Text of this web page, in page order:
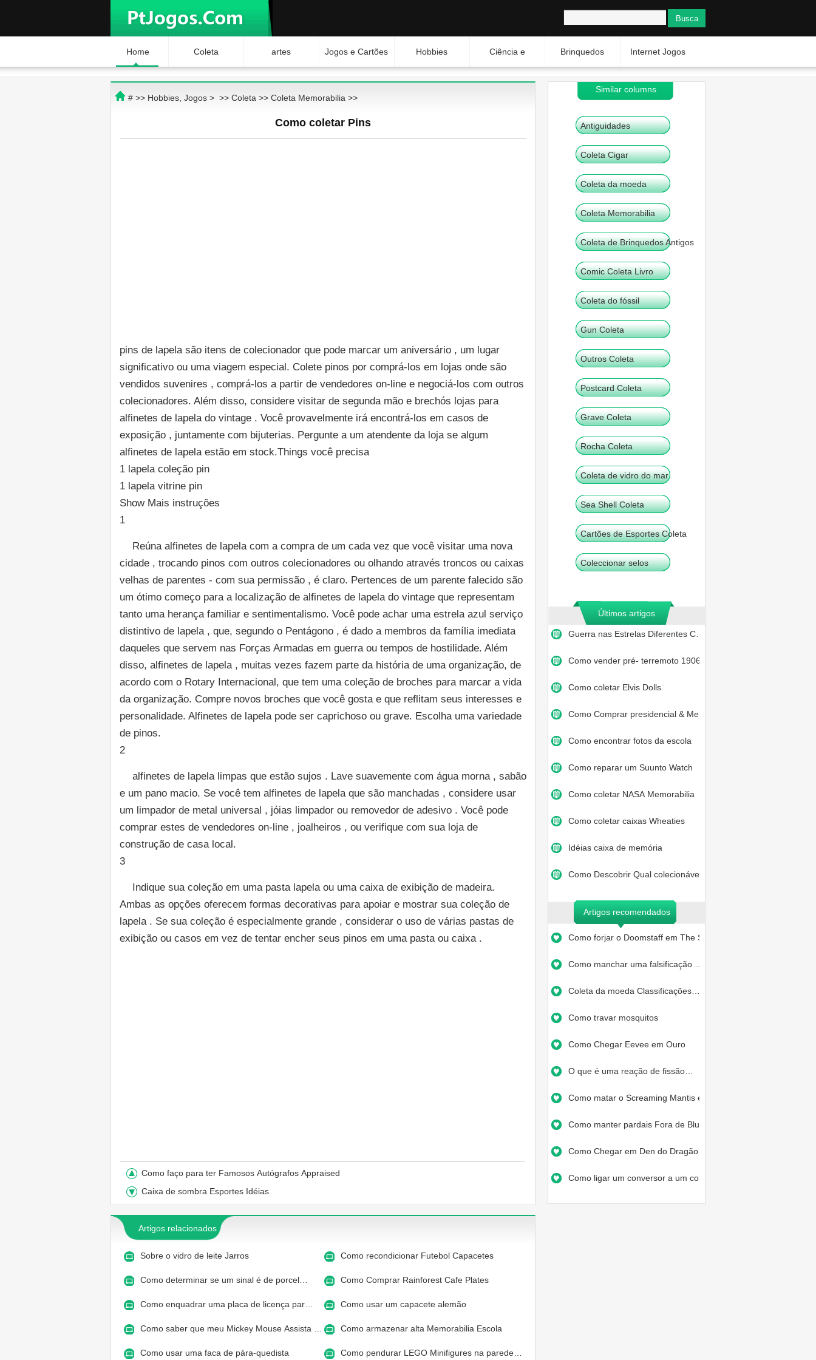
Home Coleta artes Jogos e Cartões Hobbies Ciência e
Natureza
Brinquedos Internet Jogos
Similar columns
Antiguidades
Coleta Cigar
Coleta da moeda
Coleta Memorabilia
Coleta de Brinquedos Antigos
Comic Coleta Livro
Coleta do fóssil
Gun Coleta
Outros Coleta
Postcard Coleta
Grave Coleta
Rocha Coleta
Coleta de vidro do mar
Sea Shell Coleta
Cartões de Esportes Coleta
Coleccionar selos
Últimos artigos
Guerra nas Estrelas Diferentes C…
Como vender pré- terremoto 1906…
Como coletar Elvis Dolls
Como Comprar presidencial & Memo…
Como encontrar fotos da escola
Como reparar um Suunto Watch
Como coletar NASA Memorabilia
Como coletar caixas Wheaties
Idéias caixa de memória
Como Descobrir Qual colecionáve…
Artigos recomendados
Como forjar o Doomstaff em The S…
Como manchar uma falsificação …
Coleta da moeda Classificações…
Como travar mosquitos
Como Chegar Eevee em Ouro
O que é uma reação de fissão…
Como matar o Screaming Mantis em…
Como manter pardais Fora de Blue…
Como Chegar em Den do Dragão em…
Como ligar um conversor a um com…
# >> Hobbies, Jogos> >> Coleta >> Coleta Memorabilia >>
Como coletar Pins
pins de lapela são itens de colecionador que pode marcar um aniversário , um lugar
significativo ou uma viagem especial. Colete pinos por comprá-los em lojas onde são
vendidos suvenires , comprá-los a partir de vendedores on-line e negociá-los com outros
colecionadores. Além disso, considere visitar de segunda mão e brechós lojas para
alfinetes de lapela do vintage . Você provavelmente irá encontrá-los em casos de
exposição , juntamente com bijuterias. Pergunte a um atendente da loja se algum
alfinetes de lapela estão em stock.Things você precisa
1 lapela coleção pin
1 lapela vitrine pin
Show Mais instruções
1
Reúna alfinetes de lapela com a compra de um cada vez que você visitar uma nova
cidade , trocando pinos com outros colecionadores ou olhando através troncos ou caixas
velhas de parentes - com sua permissão , é claro. Pertences de um parente falecido são
um ótimo começo para a localização de alfinetes de lapela do vintage que representam
tanto uma herança familiar e sentimentalismo. Você pode achar uma estrela azul serviço
distintivo de lapela , que, segundo o Pentágono , é dado a membros da família imediata
daqueles que servem nas Forças Armadas em guerra ou tempos de hostilidade. Além
disso, alfinetes de lapela , muitas vezes fazem parte da história de uma organização, de
acordo com o Rotary Internacional, que tem uma coleção de broches para marcar a vida
da organização. Compre novos broches que você gosta e que reflitam seus interesses e
personalidade. Alfinetes de lapela pode ser caprichoso ou grave. Escolha uma variedade
de pinos.
2
alfinetes de lapela limpas que estão sujos . Lave suavemente com água morna , sabão
e um pano macio. Se você tem alfinetes de lapela que são manchadas , considere usar
um limpador de metal universal , jóias limpador ou removedor de adesivo . Você pode
comprar estes de vendedores on-line , joalheiros , ou verifique com sua loja de
construção de casa local.
3
Indique sua coleção em uma pasta lapela ou uma caixa de exibição de madeira.
Ambas as opções oferecem formas decorativas para apoiar e mostrar sua coleção de
lapela . Se sua coleção é especialmente grande , considerar o uso de várias pastas de
exibição ou casos em vez de tentar encher seus pinos em uma pasta ou caixa .
Como faço para ter Famosos Autógrafos Appraised
Caixa de sombra Esportes Idéias
Artigos relacionados
Sobre o vidro de leite Jarros Como recondicionar Futebol Capacetes
Como determinar se um sinal é de porcel… Como Comprar Rainforest Cafe Plates
Como enquadrar uma placa de licença par… Como usar um capacete alemão
Como saber que meu Mickey Mouse Assista … Como armazenar alta Memorabilia Escola
Como usar uma faca de pára-quedista Como pendurar LEGO Minifigures na parede…